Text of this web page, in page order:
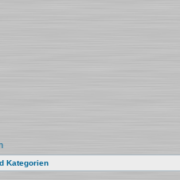
Kategorien